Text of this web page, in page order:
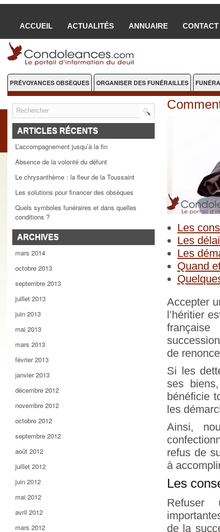
ACCUEIL ACTUALITÉS ANNUAIRE CONTACT
PRÉVOYANCES OBSÈQUES ORGANISER DES FUNÉRAILLES
ARTICLES RÉCENTS
L’accompagnement jusqu’à la fin
Absence de la volonté du défunt
Le chrysanthème : la fleur de la Toussaint
Les solutions pour financer des obsèques
Quels symboles funéraires et dans quelles
conditions ?
ARCHIVES
mars 2014
octobre 2013
septembre 2013
juillet 2013
juin 2013
mai 2013
mars 2013
février 2013
janvier 2013
décembre 2012
novembre 2012
octobre 2012
septembre 2012
août 2012
juillet 2012
juin 2012
mai 2012
avril 2012
mars 2012
Les
Les
Les
Quand
Accepter
l’héritier
française
de
Si les
ses
bénéficie
les
Ainsi,
refus de
à
Les
Refuser
de la